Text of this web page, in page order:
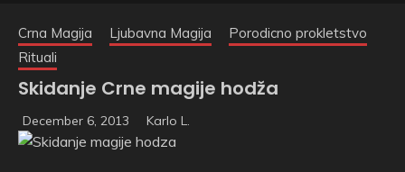
Crna Magija Ljubavna Magija
Porodicno prokletstvo
Rituali
Skidanje Crne magije hodža
December 6, 2013 Karlo L.